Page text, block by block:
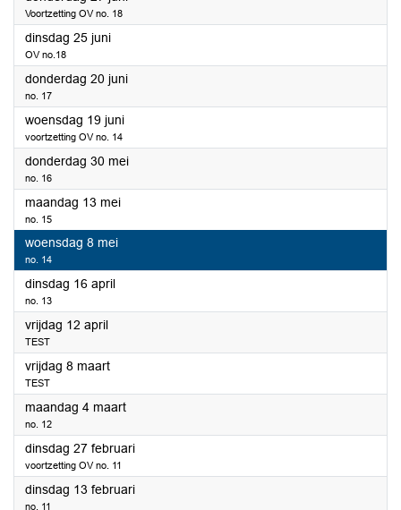
Voortzetting OV no. 18
dinsdag 25 juni2024
OV no.18
donderdag 20 juni2024
no. 17
woensdag 19 juni2024
voortzetting OV no. 14
donderdag 30 mei2024
no. 16
maandag 13 mei2024
no. 15
woensdag 8 mei2024
no. 14
dinsdag 16 april2024
no. 13
vrijdag 12 april2024
TEST
vrijdag 8 maart2024
TEST
maandag 4 maart2024
no. 12
dinsdag 27 februari2024
voortzetting OV no. 11
dinsdag 13 februari2024
no. 11